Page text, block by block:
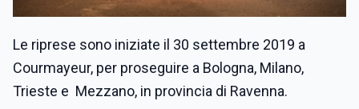
Le riprese sono iniziate il 30 settembre 2019 a
Courmayeur, per proseguire a Bologna, Milano,
Trieste e Mezzano, in provincia di Ravenna.